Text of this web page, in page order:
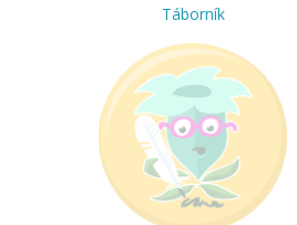
Táborník